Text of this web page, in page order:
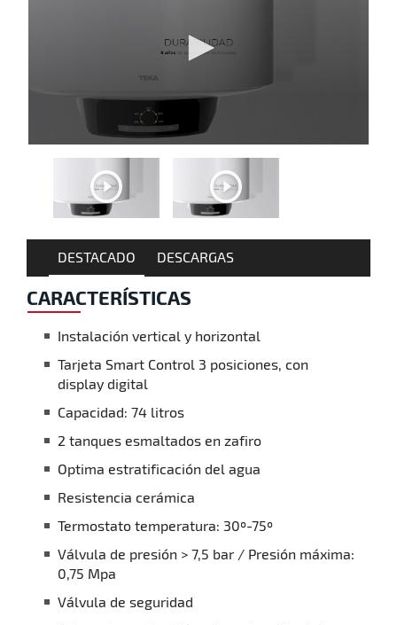
DESTACADO DESCARGAS
CARACTERÍSTICAS
Instalación vertical y horizontal
Tarjeta Smart Control 3 posiciones, con
display digital
Capacidad: 74 litros
2 tanques esmaltados en zafiro
Optima estratificación del agua
Resistencia cerámica
Termostato temperatura: 30º-75º
Válvula de presión > 7,5 bar / Presión máxima:
0,75 Mpa
Válvula de seguridad